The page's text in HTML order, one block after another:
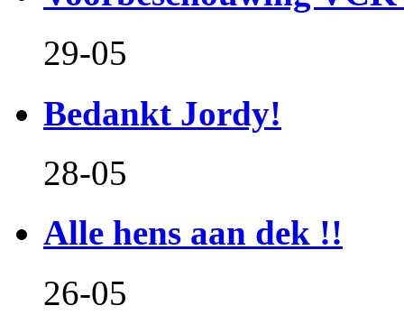
29-05
Bedankt Jordy!
28-05
Alle hens aan dek !!
26-05